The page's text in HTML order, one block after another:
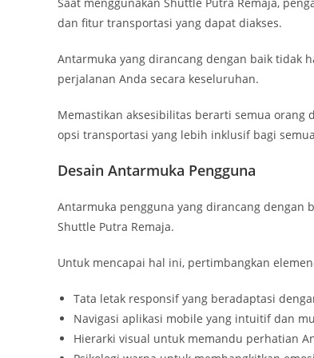
dan fitur transportasi yang dapat diakses.
Antarmuka yang dirancang dengan baik tidak
perjalanan Anda secara keseluruhan.
Memastikan aksesibilitas berarti semua orang
opsi transportasi yang lebih inklusif bagi
Desain Antarmuka Pengguna
Antarmuka pengguna yang dirancang dengan
Shuttle Putra Remaja.
Untuk mencapai hal ini, pertimbangkan
Tata letak responsif yang beradaptasi
Navigasi aplikasi mobile yang intuitif dan
Hierarki visual untuk memandu perhatian